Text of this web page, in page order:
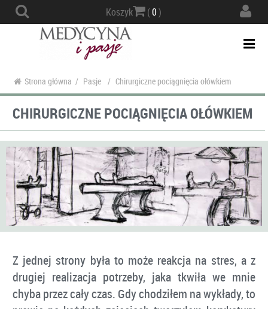
Koszyk (0)
Strona główna / Pasje / Chirurgiczne pociągnięcia ołówkiem
CHIRURGICZNE POCIĄGNIĘCIA OŁÓWKIEM
Z jednej strony była to może reakcja na stres, a z
drugiej realizacja potrzeby, jaka tkwiła we mnie
chyba przez cały czas. Gdy chodziłem na wykłady, to